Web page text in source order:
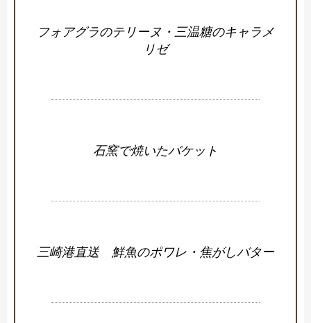
フォアグラのテリーヌ・三温糖のキャラメ
リゼ
石窯で焼いたバケット
三崎港直送 鮮魚のポワレ・焦がしバター